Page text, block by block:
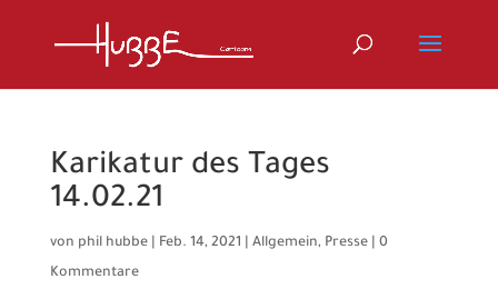
Karikatur des Tages
14.02.21
von phil hubbe| Feb. 14, 2021 Allgemein, Presse| 0
Kommentare